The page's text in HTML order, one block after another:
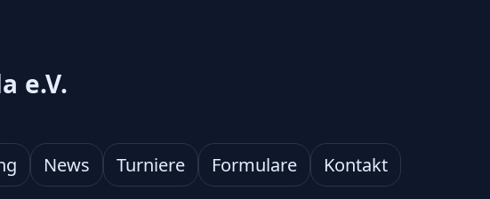
e.V.
News Turniere Formulare Kontakt